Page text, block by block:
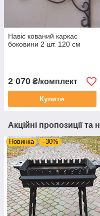
Навіс кований каркас
боковини 2 шт. 120 см
2 070 ₴/комплект
Купити
Акційні пропозиції та
Новинка –30%